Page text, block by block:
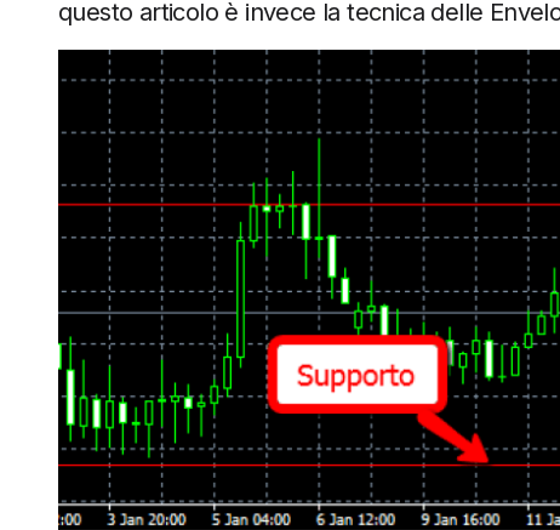
questo articolo è invece la tecnica delle